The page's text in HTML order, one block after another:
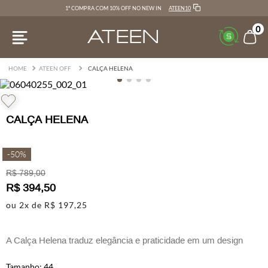
1ª COMPRA COM 10% OFF NO NEW IN ATEEN10
0
ATEEN OFF CALÇA HELENA
CALÇA HELENA
-50%
R$ 789,00
R$ 394,50
ou 2x de R$ 197,25
A Calça Helena traduz elegância e praticidade em um design